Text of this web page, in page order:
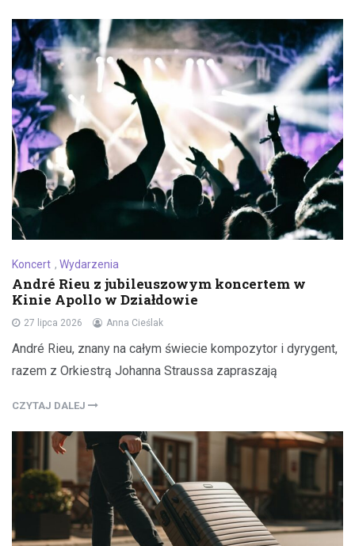
Koncert , Wydarzenia
André Rieu z jubileuszowym koncertem w
Kinie Apollo w Działdowie
27 lipca 2026 Anna Cieślak
André Rieu, znany na całym świecie kompozytor i dyrygent,
razem z Orkiestrą Johanna Straussa zapraszają
CZYTAJ DALEJ